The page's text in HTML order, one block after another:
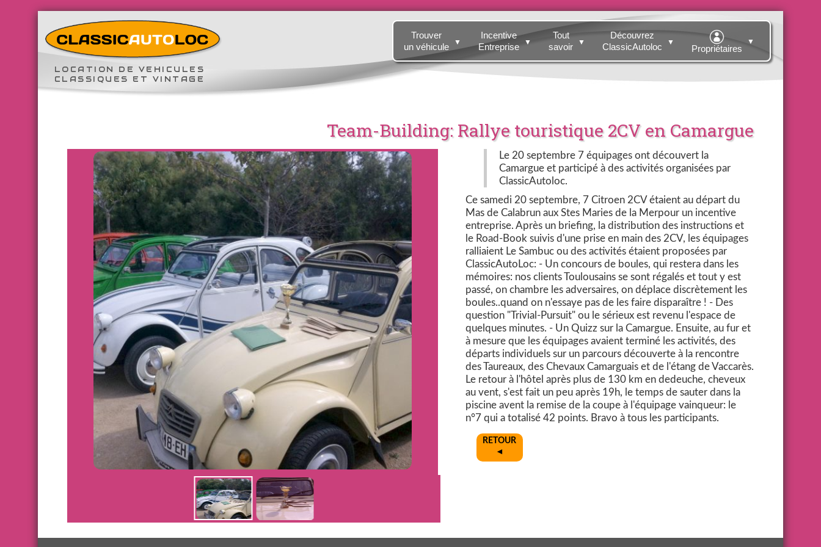
LOCATION DE VEHICULES
CLASSIQUES ET VINTAGE
Trouver
un véhicule
▼
Incentive
Entreprise
▼
Tout
savoir
▼
Découvrez
ClassicAutoloc
▼
Propriétaires
▼
Team-Building: Rallye touristique 2CV en Camargue
Le 20 septembre 7 équipages ont découvert la
Camargue et participé à des activités organisées par
ClassicAutoloc.
Ce samedi 20 septembre, 7 Citroen 2CV étaient au départ du
Mas de Calabrun aux Stes Maries de la Merpour un incentive
entreprise. Après un briefing, la distribution des instructions et
le Road-Book suivis d'une prise en main des 2CV, les équipages
ralliaient Le Sambuc ou des activités étaient proposées par
ClassicAutoLoc: - Un concours de boules, qui restera dans les
mémoires: nos clients Toulousains se sont régalés et tout y est
passé, on chambre les adversaires, on déplace discrètement les
boules..quand on n'essaye pas de les faire disparaître ! - Des
question "Trivial-Pursuit" ou le sérieux est revenu l'espace de
quelques minutes. - Un Quizz sur la Camargue. Ensuite, au fur et
à mesure que les équipages avaient terminé les activités, des
départs individuels sur un parcours découverte à la rencontre
des Taureaux, des Chevaux Camarguais et de l'étang de Vaccarès.
Le retour à l'hôtel après plus de 130 km en dedeuche, cheveux
au vent, s'est fait un peu après 19h, le temps de sauter dans la
piscine avent la remise de la coupe à l'équipage vainqueur: le
n°7 qui a totalisé 42 points. Bravo à tous les participants.
RETOUR
◄